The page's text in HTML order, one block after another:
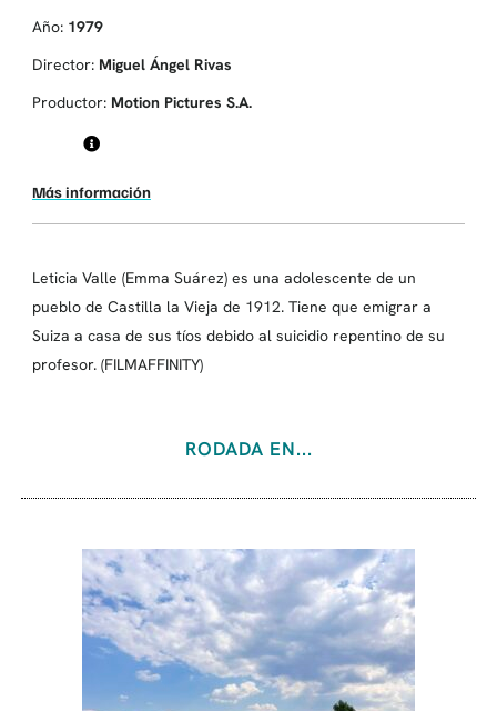
Año: 1979
Director: Miguel Ángel Rivas
Productor: Motion Pictures S.A.
Más información
Leticia Valle (Emma Suárez) es una adolescente de un
pueblo de Castilla la Vieja de 1912. Tiene que emigrar a
Suiza a casa de sus tíos debido al suicidio repentino de su
profesor. (FILMAFFINITY)
RODADA EN...